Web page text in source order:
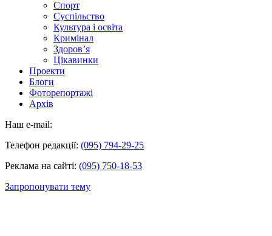
Спорт
Суспільство
Культура і освіта
Кримінал
Здоров’я
Цікавинки
Проекти
Блоги
Фоторепортажі
Архів
Наш e-mail:
Телефон редакції: (095) 794-29-25
Реклама на сайті: (095) 750-18-53
Запропонувати тему